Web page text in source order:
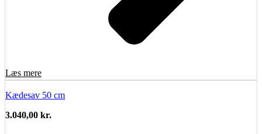
Læs mere
Kædesav 50 cm
3.040,00 kr.